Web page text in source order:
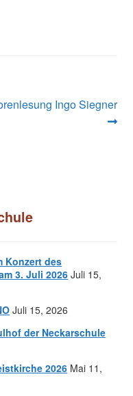
Ingo Siegner
Konzert des
3. Juli 2026 Juli 15,
Juli 15, 2026
der Neckarschule
2026 Mai 11,